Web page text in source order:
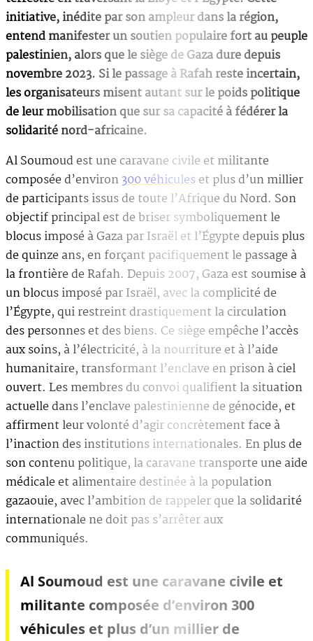
initiative, inédite par son ampleur dans la région,
entend manifester un soutien populaire fort au peuple
palestinien, alors que le siège de Gaza dure depuis
novembre 2023. Si le passage à Rafah reste incertain,
les organisateurs misent autant sur le poids politique
de leur mobilisation que sur sa capacité à fédérer la
solidarité nord-africaine.
Al Soumoud est une caravane civile et militante
composée d’environ300 véhiculeset plus d’un millier
de participants issus de toute l’Afrique du Nord. Son
objectif principal est de briser symboliquement le
blocus imposé à Gaza par Israël et l’Égypte depuis plus
de quinze ans, en forçant pacifiquement le passage à
la frontière de Rafah. Depuis 2007, Gaza est soumise à
un blocus imposé par Israël, avec la complicité de
l’Égypte, qui restreint drastiquement la circulation
des personnes et des biens. Ce siège empêche l’accès
aux soins, à l’électricité, à la nourriture et à l’aide
humanitaire, transformant l’enclave en prison à ciel
ouvert. Les membres du convoi qualifient la situation
actuelle dans l’enclave palestinienne de génocide, et
affirment leur volonté d’agir concrètement face à
l’inaction des institutions internationales. En plus de
son contenu politique, la caravane transporte une aide
médicale et alimentaire destinée à la population
gazaouie, avec l’ambition de rappeler que la solidarité
internationale ne doit pas s’arrêter aux
communiqués.
Al Soumoud est une caravane civile et
militante composée d’environ 300
véhicules et plus d’un millier de